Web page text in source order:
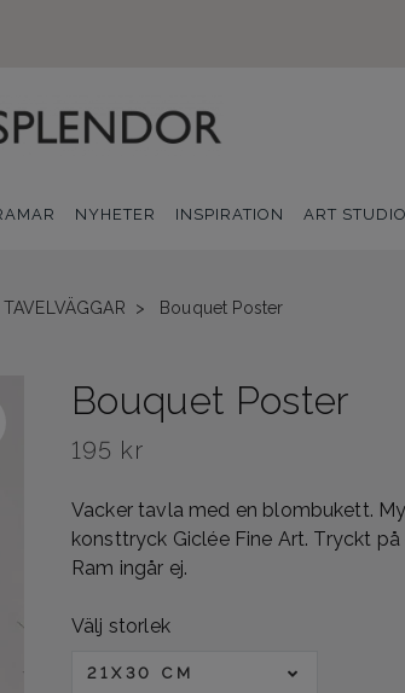
NYHETER INSPIRATION ART STUDIO
TAVELVÄGGAR Bouquet Poster
Bouquet Poster
195 kr
Vacker tavla med en blombukett.
konsttryck Giclée Fine Art. Tryckt
Ram ingår ej.
Välj storlek
21X30 CM